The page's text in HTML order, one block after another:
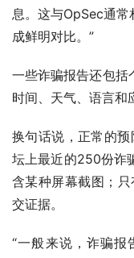
息。这与OpSec通常
成鲜明对比。”
一些诈骗报告还包括
时间、天气、语言
换句话说，正常的
坛上最近的250份诈
含某种屏幕截图；
交证据。
“一般来说，诈骗报